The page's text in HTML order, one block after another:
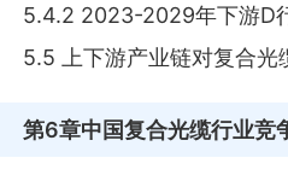
5.4.2 2023-2029年下游D
5.5 上下游产业链对复合光
第6章中国复合光缆行业竞